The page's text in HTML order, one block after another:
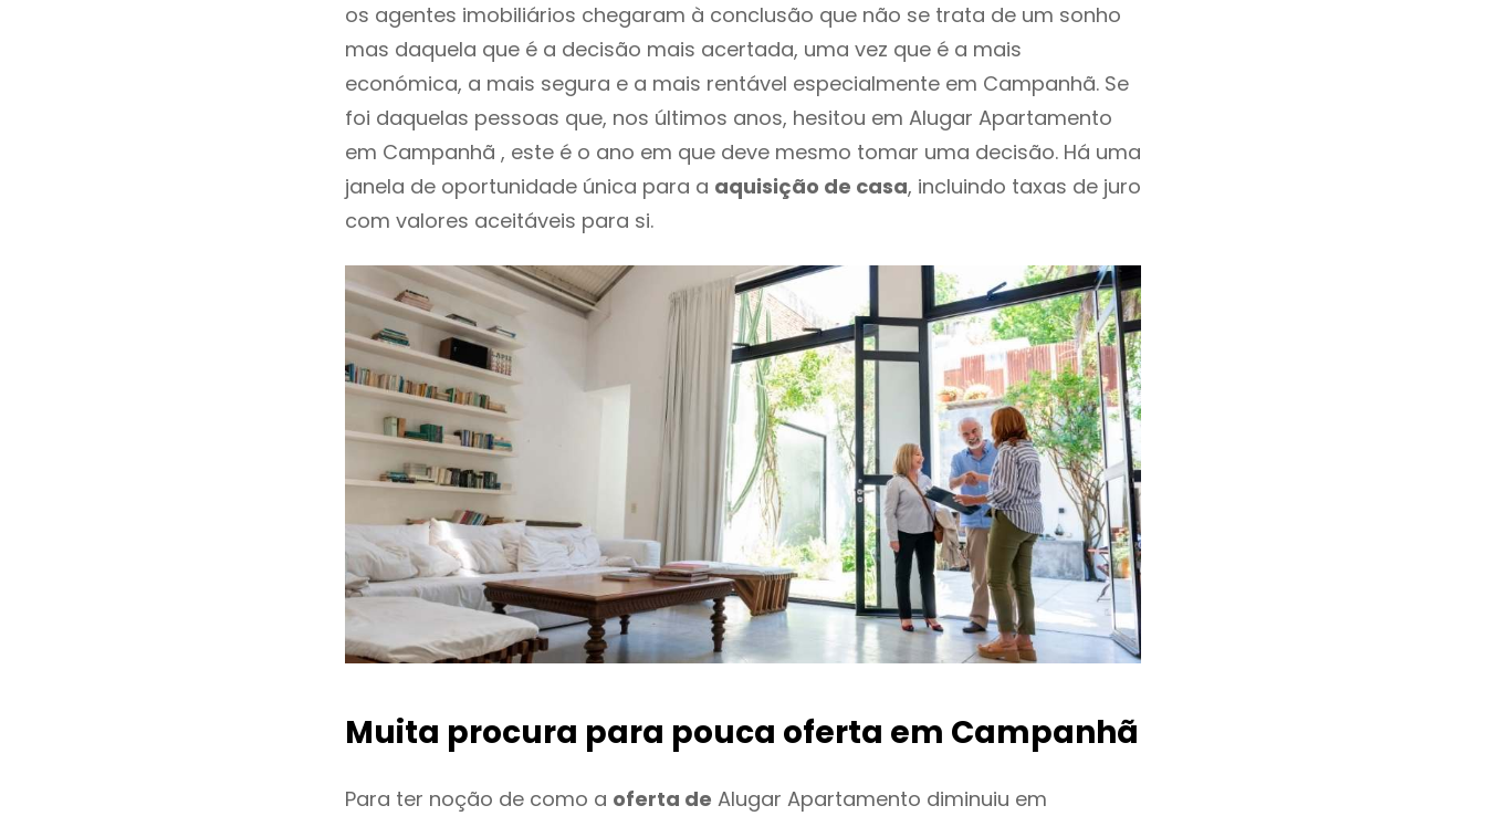
os agentes imobiliários chegaram à conclusão que não se trata de um sonho
mas daquela que é a decisão mais acertada, uma vez que é a mais
económica, a mais segura e a mais rentável especialmente em Campanhã. Se
foi daquelas pessoas que, nos últimos anos, hesitou em Alugar Apartamento
em Campanhã , este é o ano em que deve mesmo tomar uma decisão. Há uma
janela de oportunidade única para a aquisição de casa, incluindo taxas de juro
com valores aceitáveis para si.
Muita procura para pouca oferta em Campanhã
Para ter noção de como a oferta de Alugar Apartamento diminuiu em